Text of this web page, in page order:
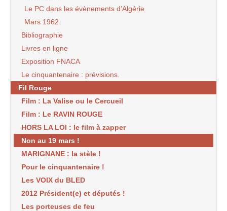
Le PC dans les évènements d’Algérie
Mars 1962
Bibliographie
Livres en ligne
Exposition FNACA
Le cinquantenaire : prévisions.
Fil Rouge
Film : La Valise ou le Cercueil
Film : Le RAVIN ROUGE
HORS LA LOI : le film à zapper
Non au 19 mars !
MARIGNANE : la stèle !
Pour le cinquantenaire !
Les VOIX du BLED
2012 Président(e) et députés !
Les porteuses de feu